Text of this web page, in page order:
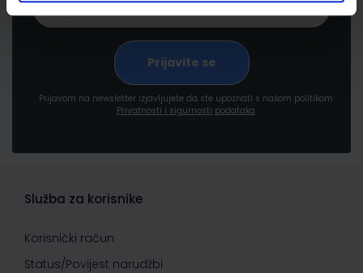
Prijavom na newsletter izjavljujete da ste upoznati s našom politikom
Privatnosti i sigurnosti podataka
Služba za korisnike
Korisnički račun
Status/Povijest narudžbi